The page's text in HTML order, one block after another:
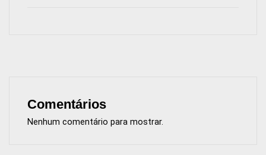
Comentários
Nenhum comentário para mostrar.